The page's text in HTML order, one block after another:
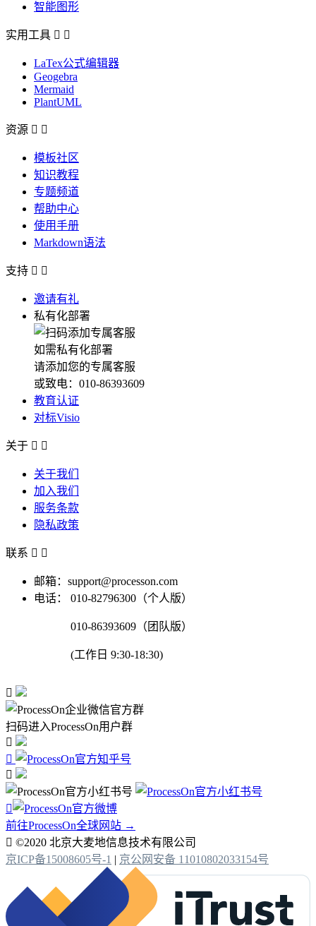
智能图形
实用工具  
LaTex公式编辑器
Geogebra
Mermaid
PlantUML
资源  
模板社区
知识教程
专题频道
帮助中心
使用手册
Markdown语法
支持  
邀请有礼
私有化部署
如需私有化部署
请添加您的专属客服
或致电：010-86393609
教育认证
对标Visio
关于  
关于我们
加入我们
服务条款
隐私政策
联系  
邮箱：support@processon.com
电话：
010-82796300（个人版）
010-86393609（团队版）
(工作日 9:30-18:30)

扫码进入ProcessOn用户群




前往ProcessOn全球网站 →
 ©2020 北京大麦地信息技术有限公司
京ICP备15008605号-1 | 京公网安备 11010802033154号